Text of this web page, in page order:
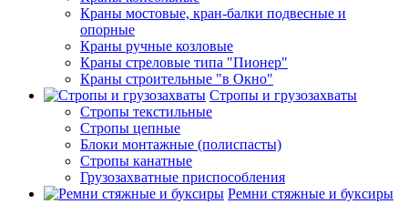
Краны мостовые, кран-балки подвесные и
опорные
Краны ручные козловые
Краны стреловые типа "Пионер"
Краны строительные "в Окно"
Стропы и грузозахваты
Стропы текстильные
Стропы цепные
Блоки монтажные (полиспасты)
Стропы канатные
Грузозахватные приспособления
Ремни стяжные и буксиры